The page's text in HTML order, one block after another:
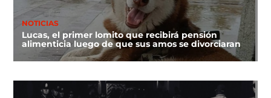
NOTICIAS
Lucas, el primer lomito que recibirá pensión
alimenticia luego de que sus amos se divorciaran